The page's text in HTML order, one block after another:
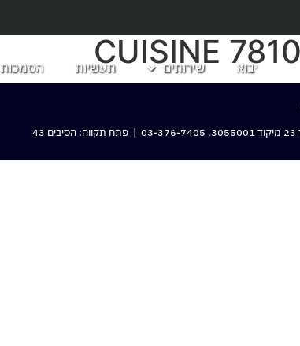
יבוא שירותים תעשיות הסמכות CUISINE
03-376-7405 | פתח תקווה: הסיבים 43